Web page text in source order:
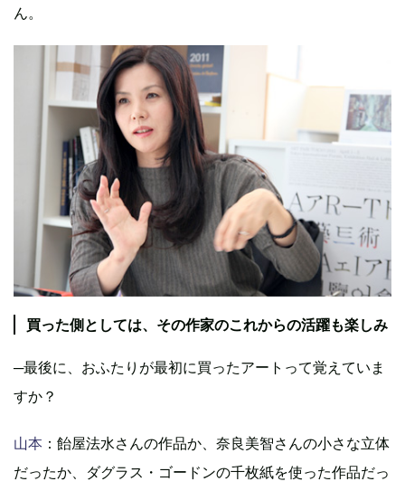
ん。
買った側としては、その作家のこれからの活躍も楽しみ
─最後に、おふたりが最初に買ったアートって覚えていま
すか？
山本 ：飴屋法水さんの作品か、奈良美智さんの小さな立体
だったか、ダグラス・ゴードンの千枚紙を使った作品だっ